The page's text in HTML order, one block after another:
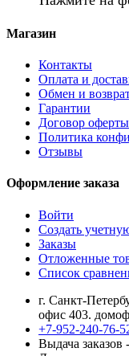
Магазин
Контакты
Оплата и
Обмен и
Гарантии
Договор оферты
Политика
Отзывы
Оформление заказа
Войти
Создать
Заказы
Отложенные
Список
г. Санкт-
офис 403.
+7-952-240-76-
Выдача заказов